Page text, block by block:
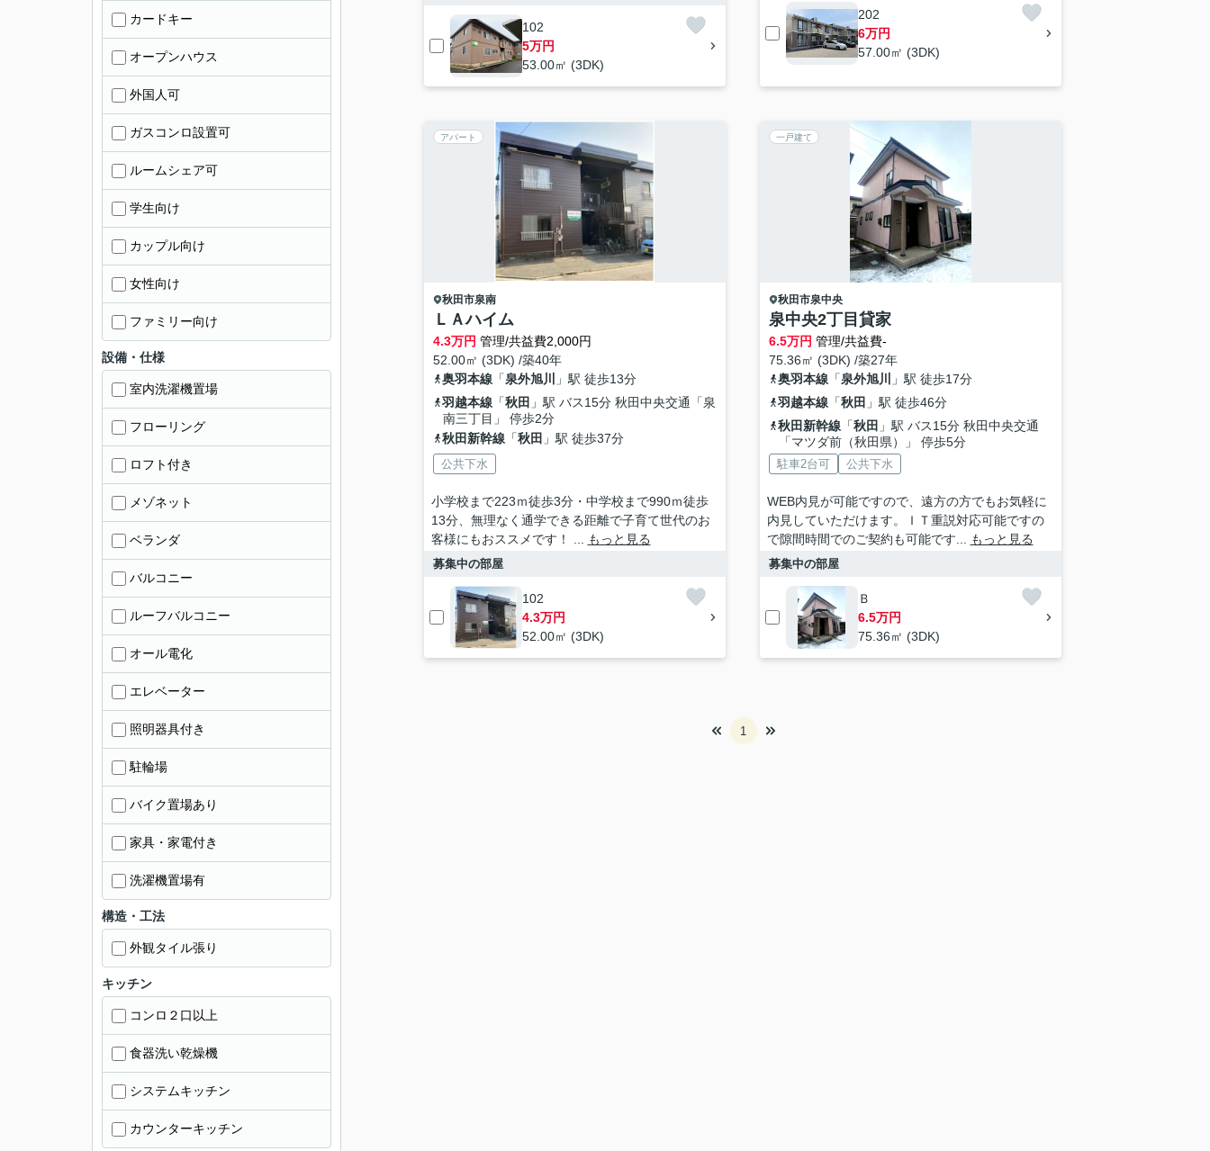
102
5万円
53.00㎡ (3DK)
202
6万円
57.00㎡ (3DK)
アパート
秋田市泉南
ＬＡハイム
4.3万円 管理/共益費2,000円
52.00㎡ (3DK) /築40年
奥羽本線「泉外旭川
」駅 徒歩13分
羽越本線「秋田 」駅 バス15分 秋田中央交通「泉
南三丁目」 停歩2分
秋田新幹線「秋田 」駅 徒歩37分
公共下水
小学校まで223ｍ徒歩3分・中学校まで990ｍ徒歩
13分、無理なく通学できる距離で子育て世代のお
客様にもおススメです！ ...
もっと見る
募集中の部屋
102
4.3万円
52.00㎡ (3DK)
一戸建て
秋田市泉中央
泉中央2丁目貸家
6.5万円 管理/共益費-
75.36㎡ (3DK) /築27年
奥羽本線「泉外旭川
」駅 徒歩17分
羽越本線「秋田 」駅 徒歩46分
秋田新幹線「秋田 」駅 バス15分 秋田中央交通
「マツダ前（秋田県）」 停歩5分
駐車2台可 公共下水
WEB内見が可能ですので、遠方の方でもお気軽に
内見していただけます。ＩＴ重説対応可能ですの
で隙間時間でのご契約も可能です...
もっと見る
募集中の部屋
Ｂ
6.5万円
75.36㎡ (3DK)
1
カードキー
オープンハウス
外国人可
ガスコンロ設置可
ルームシェア可
学生向け
カップル向け
女性向け
ファミリー向け
設備・仕様
室内洗濯機置場
フローリング
ロフト付き
メゾネット
ベランダ
バルコニー
ルーフバルコニー
オール電化
エレベーター
照明器具付き
駐輪場
バイク置場あり
家具・家電付き
洗濯機置場有
構造・工法
外観タイル張り
キッチン
コンロ２口以上
食器洗い乾燥機
システムキッチン
カウンターキッチン